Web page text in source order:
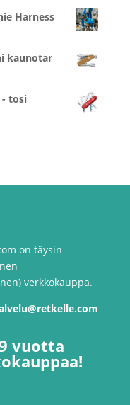
Harness
kaunotar
tosi
on täysin
verkkokauppa.
vuotta